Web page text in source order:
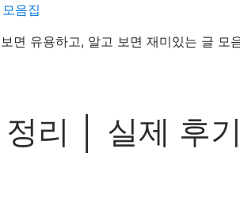
음집
면 유용하고, 알고 보면 재미있는 글 모
리 │ 실제 후